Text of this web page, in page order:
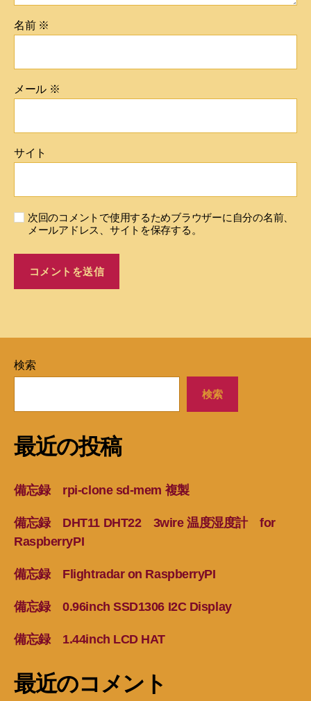
名前 ※
メール ※
サイト
次回のコメントで使用するためブラウザーに自分の名前、
メールアドレス、サイトを保存する。
検索
検索
最近の投稿
備忘録 rpi-clone sd-mem 複製
備忘録 DHT11 DHT22 3wire 温度湿度計 for
RaspberryPI
備忘録 Flightradar on RaspberryPI
備忘録 0.96inch SSD1306 I2C Display
備忘録 1.44inch LCD HAT
最近のコメント